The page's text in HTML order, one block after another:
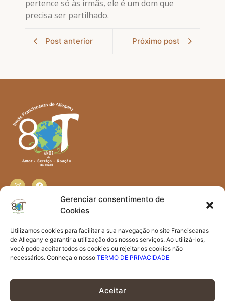
Gerenciar consentimento de
Cookies
Utilizamos cookies para facilitar a sua navegação no site Franciscanas
de Allegany e garantir a utilização dos nossos serviços. Ao utilizá-los,
você pode aceitar todos os cookies ou rejeitar os cookies não
necessários. Conheça o nosso TERMO DE PRIVACIDADE
Aceitar
pertence só às irmãs, ele é um dom que
precisa ser partilhado.
Post anterior Próximo post
Contato
contato@irmasfranciscanas.org.br
Irmãs Franciscanas de Allegany - Av. Jamel Cecílio, nº
595 - Quadra 65, Área B - Bairro Jundiaí - 75110-330 -